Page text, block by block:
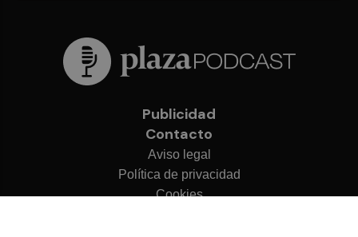
Publicidad
Contacto
Aviso legal
Política de privacidad
Cookies